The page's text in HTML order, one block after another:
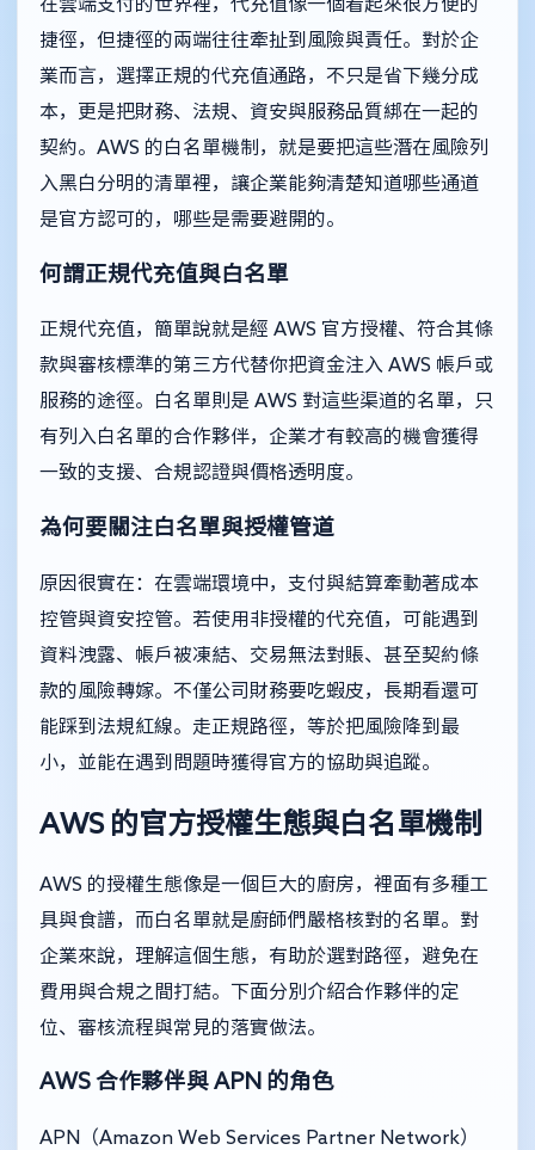
捷徑，但捷徑的兩端往往牽扯到風險與責任。對於企
業而言，選擇正規的代充值通路，不只是省下幾分成
本，更是把財務、法規、資安與服務品質綁在一起的
契約。AWS 的白名單機制，就是要把這些潛在風險列
入黑白分明的清單裡，讓企業能夠清楚知道哪些通道
是官方認可的，哪些是需要避開的。
何謂正規代充值與白名單
正規代充值，簡單說就是經 AWS 官方授權、符合其條
款與審核標準的第三方代替你把資金注入 AWS 帳戶或
服務的途徑。白名單則是 AWS 對這些渠道的名單，只
有列入白名單的合作夥伴，企業才有較高的機會獲得
一致的支援、合規認證與價格透明度。
為何要關注白名單與授權管道
原因很實在：在雲端環境中，支付與結算牽動著成本
控管與資安控管。若使用非授權的代充值，可能遇到
資料洩露、帳戶被凍結、交易無法對賬、甚至契約條
款的風險轉嫁。不僅公司財務要吃蝦皮，長期看還可
能踩到法規紅線。走正規路徑，等於把風險降到最
小，並能在遇到問題時獲得官方的協助與追蹤。
AWS 的官方授權生態與白名單機制
AWS 的授權生態像是一個巨大的廚房，裡面有多種工
具與食譜，而白名單就是廚師們嚴格核對的名單。對
企業來說，理解這個生態，有助於選對路徑，避免在
費用與合規之間打結。下面分別介紹合作夥伴的定
位、審核流程與常見的落實做法。
AWS 合作夥伴與 APN 的角色
APN（Amazon Web Services Partner Network）